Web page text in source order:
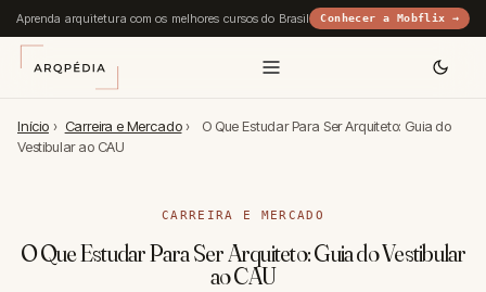
Aprenda arquitetura com os melhores cursos do Brasil Conhecer a Mobflix →
Início › Carreira e Mercado ›
O Que Estudar Para Ser Arquiteto: Guia do
Vestibular ao CAU
CARREIRA E MERCADO
O Que Estudar Para Ser Arquiteto: Guia do Vestibular
ao CAU